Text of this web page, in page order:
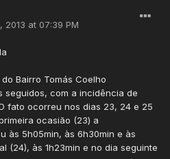
2013 at 07:39 PM
Bairro Tomás Coelho
seguidos, com a incidência de
fato ocorreu nos dias 23, 24 e 25
ocasião (23) a
às 5h05min, às 6h30min e às
(24), às 1h23min e no dia seguinte